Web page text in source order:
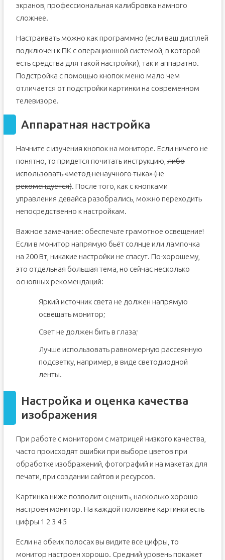
экранов, профессиональная калибровка намного
сложнее.
Настраивать можно как программно (если ваш дисплей
подключен к ПК с операционной системой, в которой
есть средства для такой настройки), так и аппаратно.
Подстройка с помощью кнопок меню мало чем
отличается от подстройки картинки на современном
телевизоре.
Аппаратная настройка
Начните с изучения кнопок на мониторе. Если ничего не
понятно, то придется почитать инструкцию,либо
использовать «метод ненаучного тыка» (не
рекомендуется). После того, как с кнопками
управления девайса разобрались, можно переходить
непосредственно к настройкам.
Важное замечание: обеспечьте грамотное освещение!
Если в монитор напрямую бьёт солнце или лампочка
на 200 Вт, никакие настройки не спасут. По-хорошему,
это отдельная большая тема, но сейчас несколько
основных рекомендаций:
Яркий источник света не должен напрямую
освещать монитор;
Свет не должен бить в глаза;
Лучше использовать равномерную рассеянную
подсветку, например, в виде светодиодной
ленты.
Настройка и оценка качества
изображения
При работе с монитором с матрицей низкого качества,
часто происходят ошибки при выборе цветов при
обработке изображений, фотографий и на макетах для
печати, при создании сайтов и ресурсов.
Картинка ниже позволит оценить, насколько хорошо
настроен монитор. На каждой половине картинки есть
цифры 1 2 3 4 5
Если на обеих полосах вы видите все цифры, то
монитор настроен хорошо. Средний уровень покажет